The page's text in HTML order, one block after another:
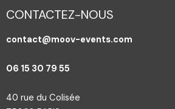
CONTACTEZ-NOUS
contact@moov-events.com
06 15 30 79 55
40 rue du Colisée